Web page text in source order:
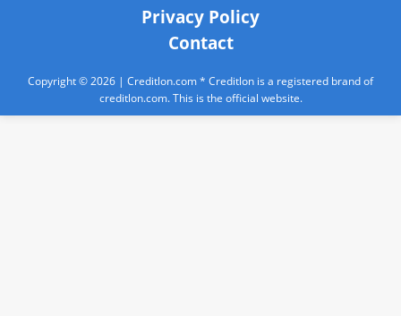
Privacy Policy
Contact
Copyright © 2026 | Creditlon.com* Creditlon is a registered brand of
creditlon.com. This is the official website.